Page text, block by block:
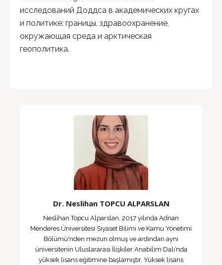
исследований Доддса в академических кругах
и политике: границы, здравоохранение,
окружающая среда и арктическая
геополитика.
Dr. Neslihan TOPCU ALPARSLAN
Neslihan Topcu Alparslan, 2017 yılında Adnan
Menderes Üniversitesi Siyaset Bilimi ve Kamu Yönetimi
Bölümü'nden mezun olmuş ve ardından aynı
üniversitenin Uluslararası İlişkiler Anabilim Dalı’nda
yüksek lisans eğitimine başlamıştır. Yüksek lisans